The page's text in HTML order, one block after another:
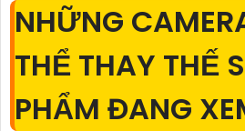
NHỮNG
THỂ THAY THẾ
PHẨM ĐANG